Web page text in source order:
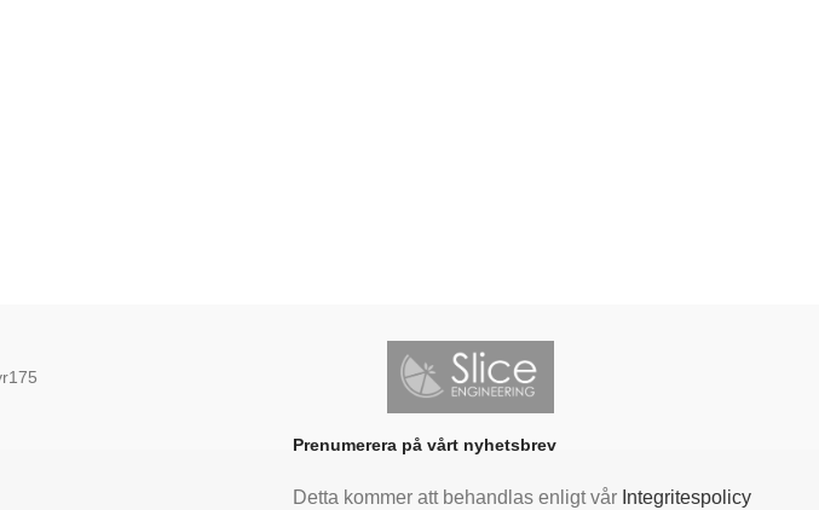
Prenumerera på vårt nyhetsbrev
Detta kommer att behandlas enligt vår Integritespolicy